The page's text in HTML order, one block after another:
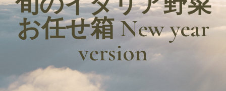
キ
ッ
お任せ箱 New year
version